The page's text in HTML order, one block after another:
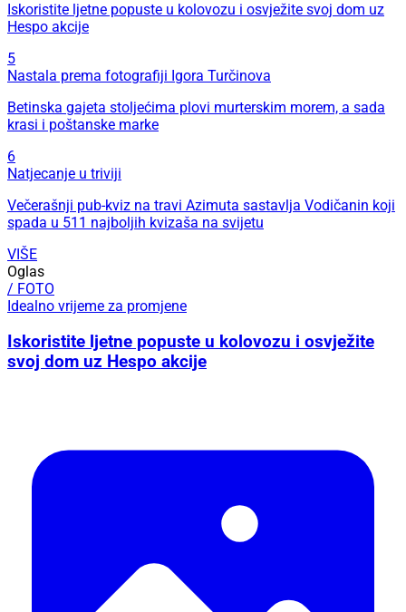
Iskoristite ljetne popuste u kolovozu i osvježite svoj dom uz
Hespo akcije
5
Nastala prema fotografiji Igora Turčinova
Betinska gajeta stoljećima plovi murterskim morem, a sada
krasi i poštanske marke
6
Natjecanje u triviji
Večerašnji pub-kviz na travi Azimuta sastavlja Vodičanin koji
spada u 511 najboljih kvizaša na svijetu
VIŠE
Oglas
/ FOTO
Idealno vrijeme za promjene
Iskoristite ljetne popuste u kolovozu i osvježite
svoj dom uz Hespo akcije